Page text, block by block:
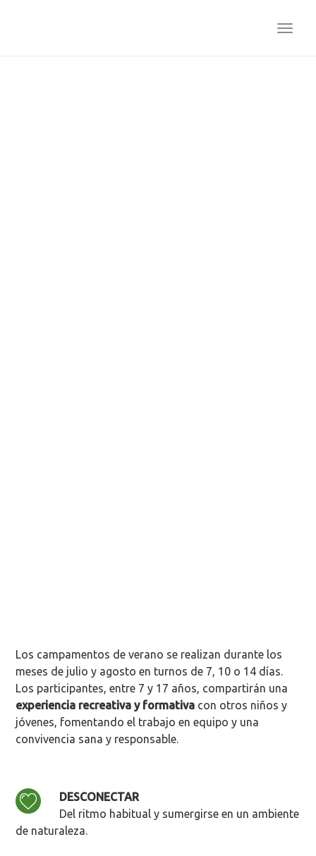
Los campamentos de verano se realizan durante los
meses de julio y agosto en turnos de 7, 10 o 14 días.
Los participantes, entre 7 y 17 años, compartirán una
experiencia recreativa y formativa con otros niños y
jóvenes, fomentando el trabajo en equipo y una
convivencia sana y responsable.
DESCONECTAR
Del ritmo habitual y sumergirse en un ambiente
de naturaleza.